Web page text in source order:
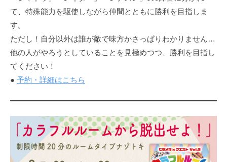
て、特殊能力を駆使しながら仲間とともに勝利を目指しま
す。
ただし！自分以外は誰が敵で味方かさっぱりわかりません…
他の人がやろうとしていることを見極めつつ、勝利を目指し
てください！
● 予約・詳細はこちら